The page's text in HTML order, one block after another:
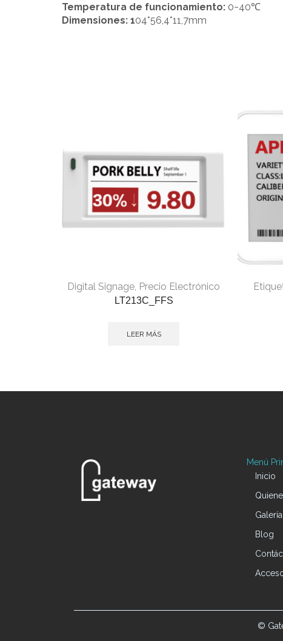
Temperatura de funcionamiento: 0~40℃
Dimensiones: 104*56,4*11,7mm
Digital Signage, Precio Electrónico
LT213C_FFS
LEER MÁS
Menú
Inicio
Galería
Blog
©